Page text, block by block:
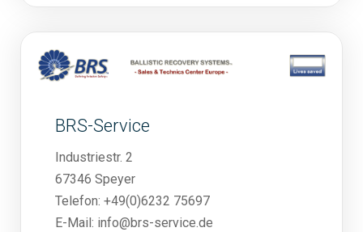
BRS-Service
Industriestr. 2
67346 Speyer
Telefon: +49(0)6232 75697
E-Mail: info@brs-service.de